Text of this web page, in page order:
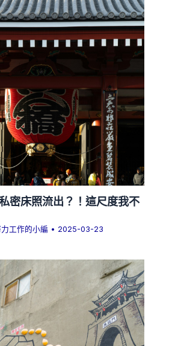
密床照流出？！這尺度我不
工作的小編 • 2025-03-23